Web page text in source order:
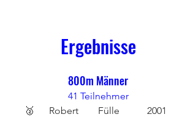
Ergebnisse
800m Männer
41 Teilnehmer
🥈	Robert 	Fülle 	2001